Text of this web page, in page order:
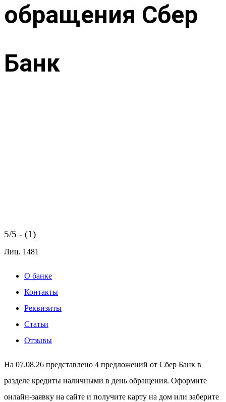
обращения Сбер
Банк
5/5 - (1)
Лиц. 1481
О банке
Контакты
Реквизиты
Статьи
Отзывы
На 07.08.26 представлено 4 предложений от Сбер Банк в
разделе кредиты наличными в день обращения. Оформите
онлайн-заявку на сайте и получите карту на дом или заберите